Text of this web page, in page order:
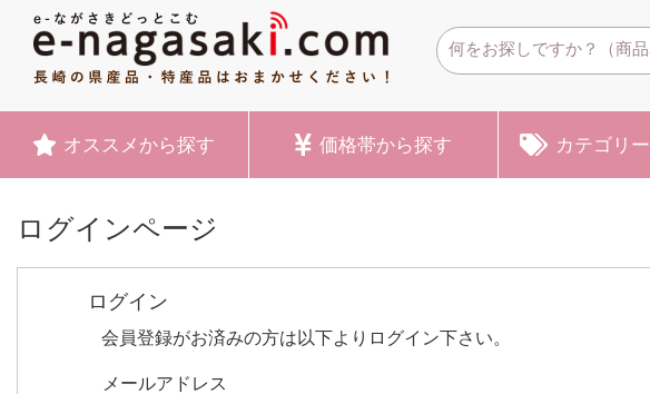
オススメ から探す 価格帯から探す カテゴリー
ログインページ
ログイン
会員登録がお済みの方は以下よりログイン下さい。
メールアドレス